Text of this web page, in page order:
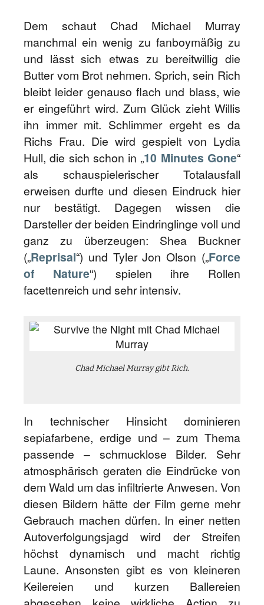
Dem schaut Chad Michael Murray
manchmal ein wenig zu fanboymäßig zu
und lässt sich etwas zu bereitwillig die
Butter vom Brot nehmen. Sprich, sein Rich
bleibt leider genauso flach und blass, wie
er eingeführt wird. Zum Glück zieht Willis
ihn immer mit. Schlimmer ergeht es da
Richs Frau. Die wird gespielt von Lydia
Hull, die sich schon in „10 Minutes Gone“
als schauspielerischer Totalausfall
erweisen durfte und diesen Eindruck hier
nur bestätigt. Dagegen wissen die
Darsteller der beiden Eindringlinge voll und
ganz zu überzeugen: Shea Buckner
(„Reprisal“) und Tyler Jon Olson („Force
of Nature“) spielen ihre Rollen
facettenreich und sehr intensiv.
Chad Michael Murray gibt Rich.
In technischer Hinsicht dominieren
sepiafarbene, erdige und – zum Thema
passende – schmucklose Bilder. Sehr
atmosphärisch geraten die Eindrücke von
dem Wald um das infiltrierte Anwesen. Von
diesen Bildern hätte der Film gerne mehr
Gebrauch machen dürfen. In einer netten
Autoverfolgungsjagd wird der Streifen
höchst dynamisch und macht richtig
Laune. Ansonsten gibt es von kleineren
Keilereien und kurzen Ballereien